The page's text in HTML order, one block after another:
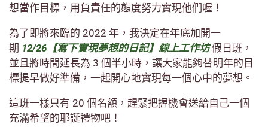
想當作目標，用負責任的態度努力實現他們喔！
為了即將來臨的 2022 年，我決定在年底加開一
期 12/26【寫下實現夢想的日記】線上工作坊假日班，
並且將時間延長為 3 個半小時，讓大家能夠替明年的目
標提早做好準備，一起開心地實現每一個心中的夢想。
這班一樣只有 20 個名額，趕緊把握機會送給自己一個
充滿希望的耶誕禮物吧！